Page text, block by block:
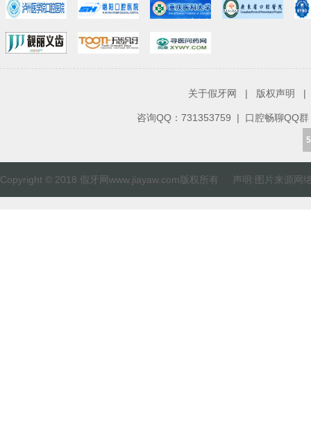
关于假牙网 | 版权声明 |
咨询QQ： 731353759 | 口腔畅聊QQ
Copyright © 2018 假牙网www.jiayaw.com版权所有 声明:图片来源网